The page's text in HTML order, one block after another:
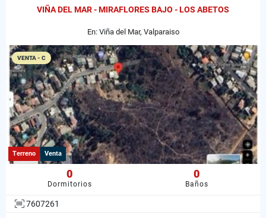
VIÑA DEL MAR - MIRAFLORES BAJO - LOS ABETOS
En: Viña del Mar, Valparaiso
VENTA - C
Terreno Venta
0
Dormitorios
0
Baños
7607261